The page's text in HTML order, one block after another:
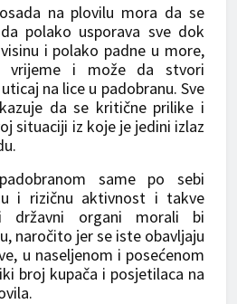
na plovilu mora da se
polako usporava sve dok
i polako padne u more,
vrijeme i može da stvori
na lice u padobranu. Sve
da se kritične prilike i
situaciji iz koje je jedini izlaz
same po sebi
i rizičnu aktivnost i takve
državni organi morali bi
naročito jer se iste obavljaju
u naseljenom i posećenom
broj kupača i posjetilaca na